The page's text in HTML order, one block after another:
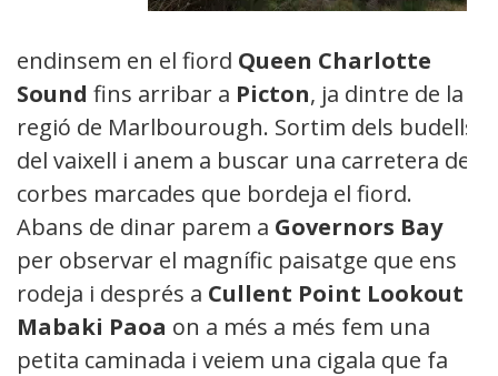
endinsem en el fiord Queen Charlotte
Sound fins arribar a Picton, ja dintre de la
regió de Marlbourough. Sortim dels budells
del vaixell i anem a buscar una carretera de
corbes marcades que bordeja el fiord.
Abans de dinar parem a Governors Bay
per observar el magnífic paisatge que ens
rodeja i després a Cullent Point Lookout
Mabaki Paoa on a més a més fem una
petita caminada i veiem una cigala que fa